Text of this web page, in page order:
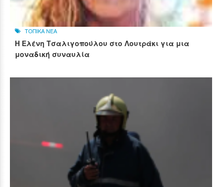
ΤΟΠΙΚΑ ΝΕΑ
Η Ελένη Τσαλιγοπούλου στο Λουτράκι για μια
μοναδική συναυλία